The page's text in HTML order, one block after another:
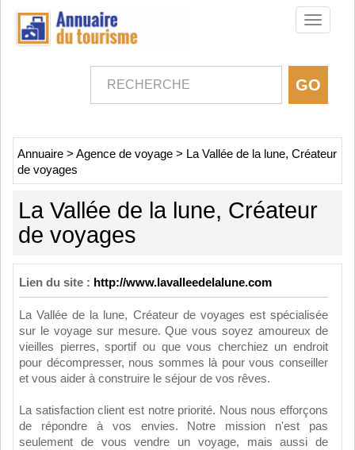
Toggle
Annuaire > Agence de voyage > La Vallée de la lune, Créateur
de voyages
La Vallée de la lune, Créateur
de voyages
Lien du site : http://www.lavalleedelalune.com
La Vallée de la lune, Créateur de voyages est spécialisée
sur le voyage sur mesure. Que vous soyez amoureux de
vieilles pierres, sportif ou que vous cherchiez un endroit
pour décompresser, nous sommes là pour vous conseiller
et vous aider à construire le séjour de vos rêves.
La satisfaction client est notre priorité. Nous nous efforçons
de répondre à vos envies. Notre mission n'est pas
seulement de vous vendre un voyage, mais aussi de